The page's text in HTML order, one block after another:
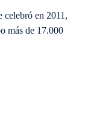
en 2011,
más de 17.000